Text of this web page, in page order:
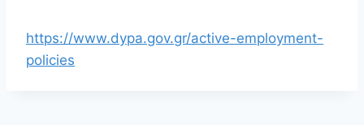
https://www.dypa.gov.gr/active-employment-
policies